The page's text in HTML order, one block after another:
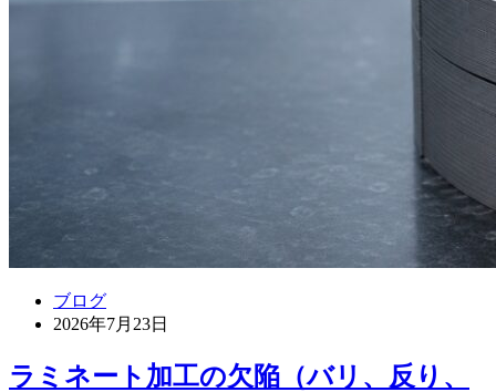
ブログ
2026年7月23日
ラミネート加工の欠陥（バリ、反り、